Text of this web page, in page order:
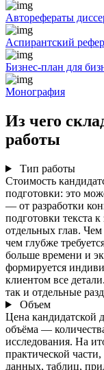
Авторефераты
Аспирантский
Бизнес-план для
Монография
Из чего
работы
Тип работы
Стоимость
подготовки: это
— от разработки
подготовки текста
отдельных глав.
чем глубже
больше времени и
формируется
клиентом все
так и отдельные
Объем
Цена кандидатской
объёма —
исследования. На
практической
данных, таблиц,